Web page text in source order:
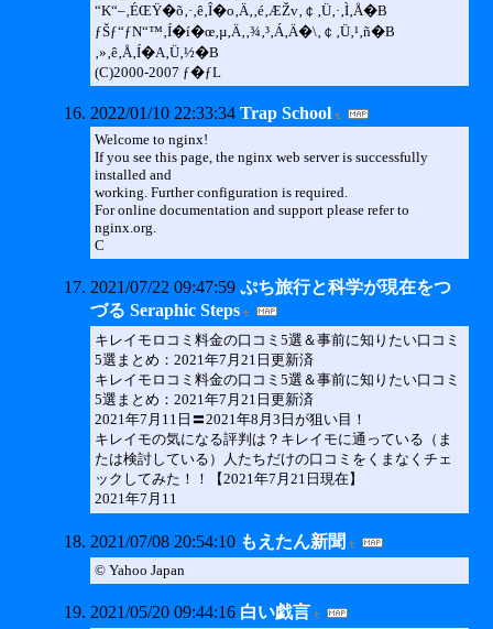
“K“–‚ÉŒŸ�õ‚·‚ê‚Î�o‚Ä‚­‚é‚ÆŽv‚￠‚Ü‚·‚Ì‚Å�B
ƒŠƒ“ƒN“™‚Í�í�œ‚µ‚Ä‚­‚¾‚³‚Á‚Ä�\‚￠‚Ü‚¹‚ñ�B
‚»‚ê‚Å‚Í�A‚Ü‚½�B
(C)2000-2007 ƒ�ƒL
2022/01/10 22:33:34 Trap School
Welcome to nginx!
If you see this page, the nginx web server is successfully
installed and
working. Further configuration is required.
For online documentation and support please refer to
nginx.org.
C
2021/07/22 09:47:59 ぷち旅行と科学が現在をつ
づる Seraphic Steps
キレイモロコミ料金の口コミ5選＆事前に知りたい口コミ
5選まとめ：2021年7月21日更新済
キレイモロコミ料金の口コミ5選＆事前に知りたい口コミ
5選まとめ：2021年7月21日更新済
2021年7月11日〓2021年8月3日が狙い目！
キレイモの気になる評判は？キレイモに通っている（ま
たは検討している）人たちだけの口コミをくまなくチェ
ックしてみた！！【2021年7月21日現在】
2021年7月11
2021/07/08 20:54:10 もえたん新聞
© Yahoo Japan
2021/05/20 09:44:16 白い戯言